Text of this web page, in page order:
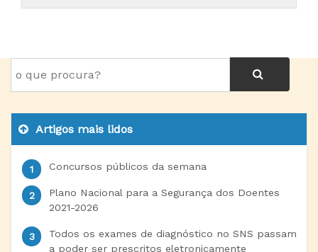
Artigos mais lidos
Concursos públicos da semana
Plano Nacional para a Segurança dos Doentes
2021-2026
Todos os exames de diagnóstico no SNS passam
a poder ser prescritos eletronicamente